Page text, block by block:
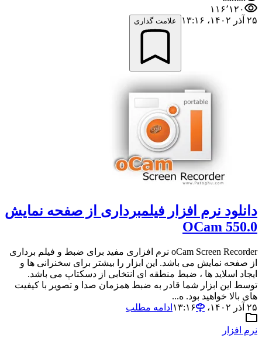
۱۱۶٬۱۲۰
۲۵ آذر ۱۴۰۲،‏ ۱۳:۱۶
علامت گذاری
دانلود نرم افزار فیلمبرداری از صفحه نمایش
OCam 550.0
oCam Screen Recorder نرم افزاری مفید برای ضبط و فیلم برداری
از صفحه نمایش می باشد. این ابزار را بیشتر برای سخنرانی ها و
ایجاد اسلاید ها ، ضبط منطقه ای انتخابی از دسکتاپ می باشد.
توسط این ابزار شما قادر به ضبط همزمان صدا و تصویر با کیفیت
های بالا خواهید بود. ه...
۲۵ آذر ۱۴۰۲،‏ ۱۳:۱۶
ادامه مطلب
نرم افزار